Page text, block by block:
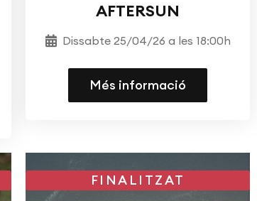
AFTERSUN
Dissabte 25/04/26 a les 18:00h
Més informació
FINALITZAT